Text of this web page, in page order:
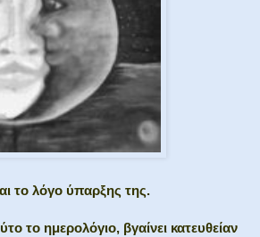
το λόγο ύπαρξης της.
το ημερολόγιο, βγαίνει κατευθείαν